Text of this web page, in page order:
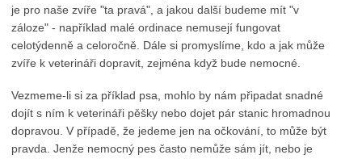
je pro naše zvíře "ta pravá", a jakou další budeme mít "v
záloze" - například malé ordinace nemusejí fungovat
celotýdenně a celoročně. Dále si promyslíme, kdo a jak může
zvíře k veterináři dopravit, zejména když bude nemocné.
Vezmeme-li si za příklad psa, mohlo by nám připadat snadné
dojít s ním k veterináři pěšky nebo dojet pár stanic hromadnou
dopravou. V případě, že jedeme jen na očkování, to může být
pravda. Jenže nemocný pes často nemůže sám jít, nebo je